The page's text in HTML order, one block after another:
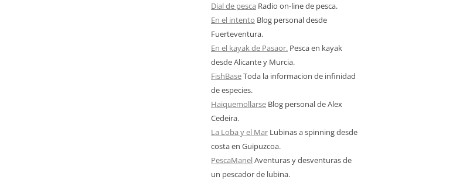
Dial de pesca Radio on-line de pesca.
En el intento Blog personal desde
Fuerteventura.
En el kayak de Pasaor. Pesca en kayak
desde Alicante y Murcia.
FishBaseToda la informacion de infinidad
de especies.
Haiquemollarse Blog personal de Alex
Cedeira.
La Loba y el Mar Lubinas a spinning desde
costa en Guipuzcoa.
PescaManelAventuras y desventuras de
un pescador de lubina.